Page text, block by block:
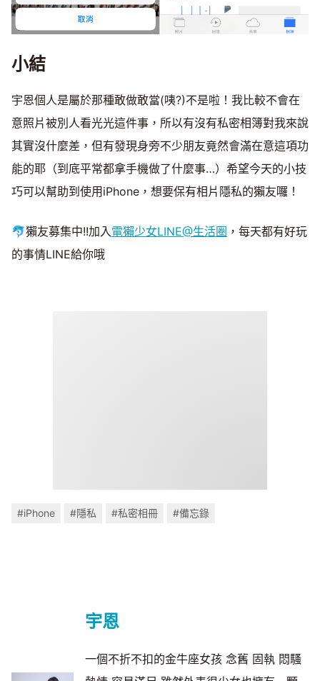
小結
宇恩個人是屬於那種敢做敢當(咦?)不是啦！我比較不會在
意照片被別人看光光這件事，所以有沒有私密相簿對我來說
其實沒什麼差，但有發現身旁不少朋友竟然會滿在意這項功
能的耶（到底平常都拿手機做了什麼事…）希望今天的小技
巧可以幫助到使用iPhone，想要保有相片隱私的獺友囉！
🐬獺友募集中!!加入 電獺少女LINE@生活圈 ，每天都有好玩
的事情LINE給你哦
#iPhone #隱私 #私密相冊 #備忘錄
宇恩
一個不折不扣的金牛座女孩 念舊 固執 悶騷